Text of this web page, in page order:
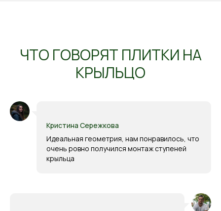
ЧТО ГОВОРЯТ ПЛИТКИ НА
КРЫЛЬЦО
Кристина Сережкова
Идеальная геометрия, нам понравилось, что
очень ровно получился монтаж ступеней
крыльца